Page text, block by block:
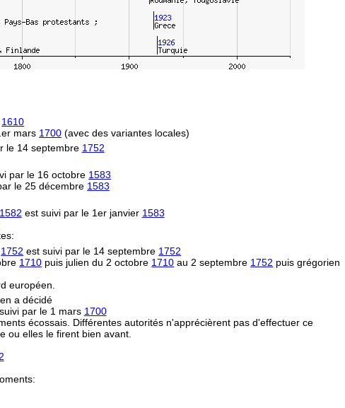
1610
mars 1700 (avec des variantes locales)
le 14 septembre 1752
par le 16 octobre 1583
le 25 décembre 1583
1582 est suivi par le 1er janvier 1583
1752 est suivi par le 14 septembre 1752
1710 puis julien du 2 octobre 1710 au 2 septembre 1752 puis grégorien
européen.
a décidé
par le 1 mars 1700
écossais. Différentes autorités n'apprécièrent pas d'effectuer ce
ou elles le firent bien avant.